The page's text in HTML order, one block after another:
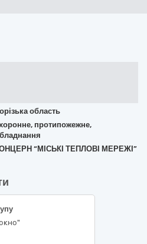
область
протипожежне,
КОНЦЕРН “МІСЬКІ ТЕПЛОВІ МЕРЕЖІ”